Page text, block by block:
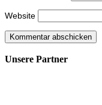
Website
Unsere Partner